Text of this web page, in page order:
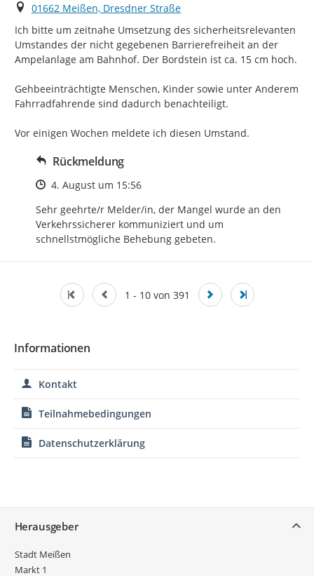
Ort
01662 Meißen, Dresdner Straße
Ich bitte um zeitnahe Umsetzung des sicherheitsrelevanten
Umstandes der nicht gegebenen Barrierefreiheit an der
Ampelanlage am Bahnhof. Der Bordstein ist ca. 15 cm hoch.
Gehbeeinträchtigte Menschen, Kinder sowie unter Anderem
Fahrradfahrende sind dadurch benachteiligt.
Vor einigen Wochen meldete ich diesen Umstand.
Rückmeldung
Zeitpunkt des Erstellens
4. August um 15:56
Sehr geehrte/r Melder/in, der Mangel wurde an den
Verkehrssicherer kommuniziert und um
schnellstmögliche Behebung gebeten.
1 - 10 von 391
Informationen
Kontakt
Teilnahmebedingungen
Datenschutzerklärung
Herausgeber
Stadt Meißen
Markt 1